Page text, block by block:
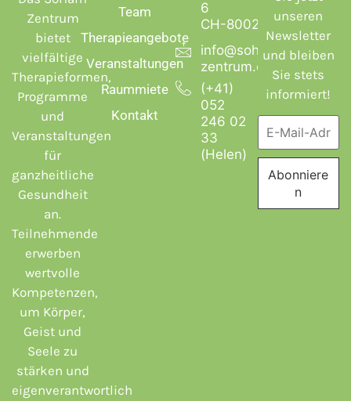
Zentrum
bietet
vielfältige
Therapieformen,
Programme
und
Veranstaltungen
für
ganzheitliche
Gesundheit
an.
Teilnehmende
erwerben
wertvolle
Kompetenzen,
um Körper,
Geist und
Seele zu
stärken und
eigenverantwortlich
Team
Therapieangebote
Veranstaltungen
Raummiete
Kontakt
6
CH-8002 Zürich
info@soham-
zentrum.ch
(+41)
052
246 02
33
(Helen)
unseren
Newsletter
und bleiben
Sie stets
informiert!